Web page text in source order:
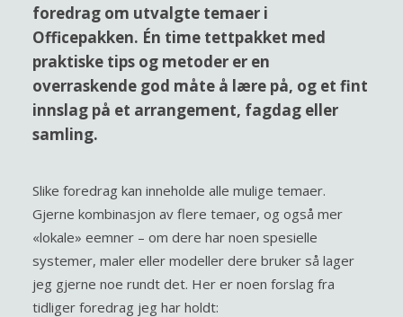
foredrag om utvalgte temaer i
Officepakken. Én time tettpakket med
praktiske tips og metoder er en
overraskende god måte å lære på, og et fint
innslag på et arrangement, fagdag eller
samling.
Slike foredrag kan inneholde alle mulige temaer.
Gjerne kombinasjon av flere temaer, og også mer
«lokale» eemner – om dere har noen spesielle
systemer, maler eller modeller dere bruker så lager
jeg gjerne noe rundt det. Her er noen forslag fra
tidliger foredrag jeg har holdt: